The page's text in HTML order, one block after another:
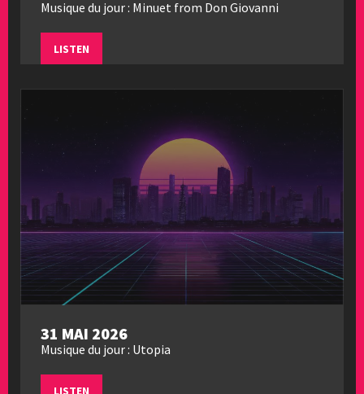
Musique du jour : Minuet from Don Giovanni
LISTEN
31 MAI 2026
Musique du jour : Utopia
LISTEN